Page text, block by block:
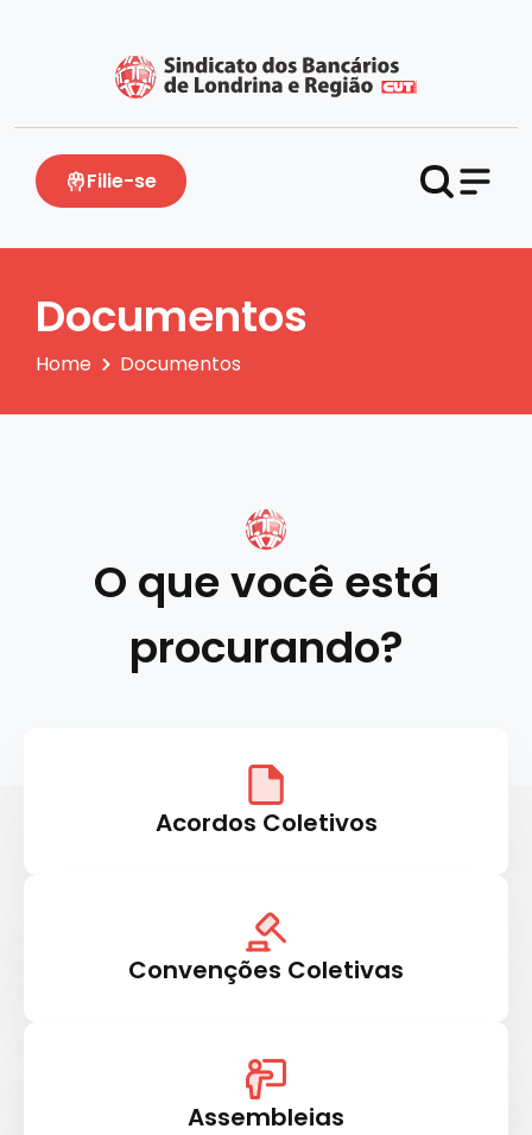
Filie-se
Documentos
Home Documentos
O que você está
procurando?
Acordos Coletivos
Convenções Coletivas
Assembleias